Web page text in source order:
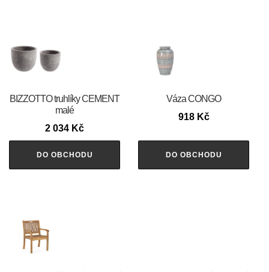
BIZZOTTO truhlíky CEMENT
malé
2 034 Kč
DO OBCHODU
Váza CONGO
918 Kč
DO OBCHODU